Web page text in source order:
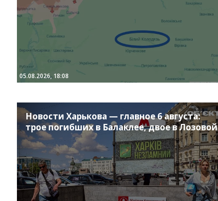
05.08.2026, 18:08
Новости Харькова — главное 6 августа:
трое погибших в Балаклее, двое в Лозовой
InstagramFacebook
TwitterYoutube